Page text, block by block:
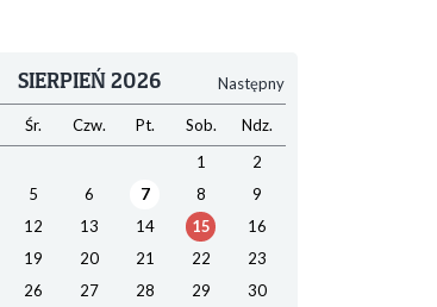
Następny
SIERPIEŃ 2026
Śr. Czw. Pt. Sob.
Ndz.
1
2
5 6 7 8
9
12 13 14 15
16
19 20 21 22
23
26 27 28 29
30